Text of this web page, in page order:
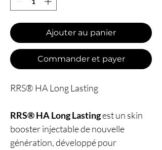
Ajouter au panier
Commander et payer
RRS® HA Long Lasting
RRS® HA Long Lastingest un skin
booster injectable de nouvelle
génération, développé pour